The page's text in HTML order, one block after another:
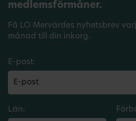
medlemsförmåner.
Få LO Mervärdes nyhetsbrev
månad till din inkorg.
E-post:
Län: